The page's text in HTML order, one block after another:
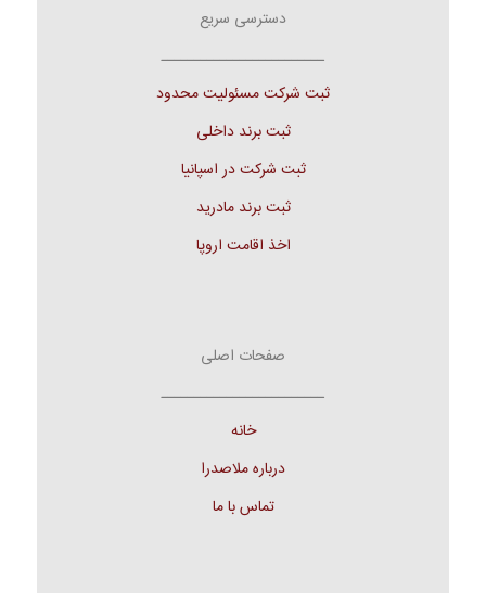
دسترسی سریع
ـــــــــــــــــــــــــ
ثبت شرکت مسئولیت محدود
ثبت برند داخلی
ثبت شرکت در اسپانیا
ثبت برند مادرید
اخذ اقامت اروپا
صفحات اصلی
ـــــــــــــــــــــــــ
خانه
درباره ملاصدرا
تماس با ما